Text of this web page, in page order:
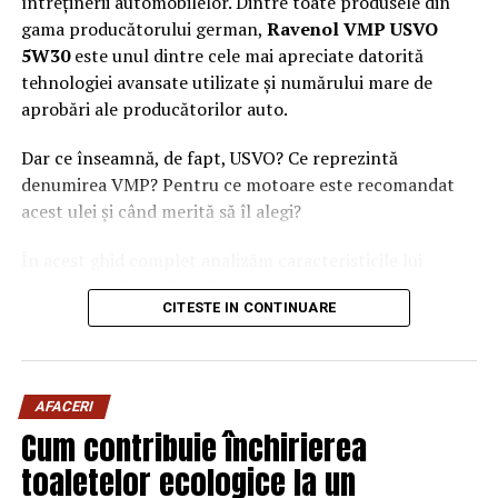
Acesta este nivelul opoziției din România, de la Klaus
Iohannis până la ultimul gealat – Comisarul de Prahova
gama producătorului german, Ravenol VMP USVO
5W30este unul dintre cele mai apreciate datorită
tehnologiei avansate utilizate și numărului mare de
aprobări ale producătorilor auto.
Dar ce înseamnă, de fapt, USVO? Ce reprezintă
denumirea VMP? Pentru ce motoare este recomandat
acest ulei și când merită să îl alegi?
Ravenol VMP USVO 5W30 și explicăm de ce este
considerat unul dintre cele mai performante uleiuri de
Ravenol este un producător german de lubrifianți
fondat în anul 1946 și recunoscut la nivel internațional
pentru dezvoltarea deuleiuri de motor premium
CITESTE IN CONTINUARE
AFACERI
Cum contribuie închirierea
toaletelor ecologice la un